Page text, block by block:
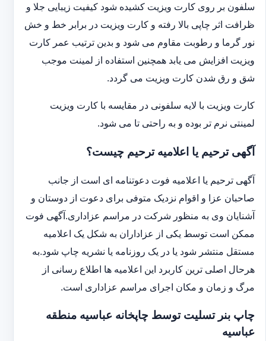
سلفون بر روی کارت ویزیت کشیده شود کیفیت زیبایی جلا و
ظرافت اثر چاپی بالا رفته و کارت ویزیت در برابر خط و خش
نور گرما و رطوبت مقاوم می شود و بدین ترتیب عمر کارت
ویزیت افزایش می یابد همچنین استفاده از لمینت موجب
شق و رق شدن کارت ویزیت می گردد.
کارت ویزیت با لایه سلفونی در مقایسه با کارت ویزیت
لمینتی نرم تر بوده و به راحتی تا می شود.
آگهی ترحیم یا اعلامیه ترحیم چیست؟
آگهی ترحیم یا اعلامیه فوت دعوتنامه ای است از جانب
صاحبان عزا و اقوام نزدیک متوفی برای دعوت از دوستان و
آشنایان وی به منظور شرکت در مراسم عزاداری.آگهی فوت
ممکن است توسط یکی از عزاداران به شکل یک اعلامیه
مستقل منتشر شود یا در یک روزنامه یا نشریه چاپ شود.به
هرحال اصلی ترین کاربرد این اعلامیه ها اطلاع رسانی از
مرگ و زمان و مکان اجرای مراسم عزاداری است.
چاپ بنر تسلیت توسط چاپخانه عباسیه منطقه
عباسیه